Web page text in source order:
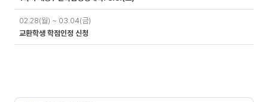
02.28(월) ~ 03.04(금)
교환학생 학점인정 신청